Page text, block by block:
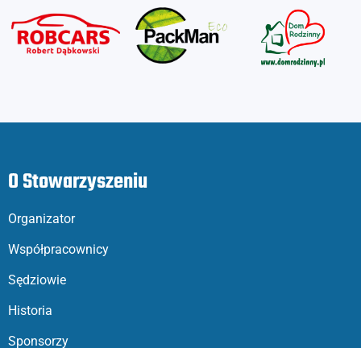
O Stowarzyszeniu
Organizator
Współpracownicy
Sędziowie
Historia
Sponsorzy